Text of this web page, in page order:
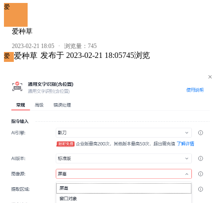
爱
爱种草
2023-02-21 18:05 · 浏览量： 745
爱
爱种草 发布于 2023-02-21 18:05745浏览